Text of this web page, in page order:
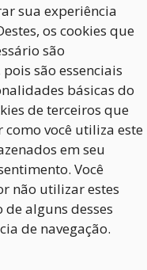
sua experiência
os cookies que
são
são essenciais
básicas do
de terceiros que
você utiliza este
em seu
Você
não utilizar estes
de alguns desses
de navegação.